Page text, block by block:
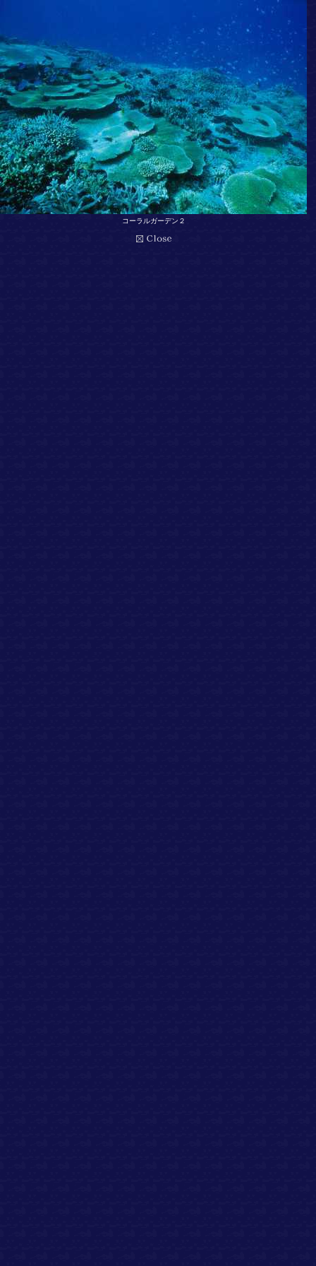
コーラルガーデン２